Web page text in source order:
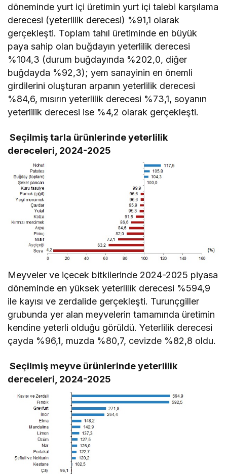
döneminde yurt içi üretimin yurt içi talebi karşılama
derecesi (yeterlilik derecesi) %91,1 olarak
gerçekleşti. Toplam tahıl üretiminde en büyük
paya sahip olan buğdayın yeterlilik derecesi
%104,3 (durum buğdayında %202,0, diğer
buğdayda %92,3); yem sanayinin en önemli
girdilerini oluşturan arpanın yeterlilik derecesi
%84,6, mısırın yeterlilik derecesi %73,1, soyanın
yeterlilik derecesi ise %4,2 olarak gerçekleşti.
Seçilmiş tarla ürünlerinde yeterlilik
dereceleri, 2024-2025
Meyveler ve içecek bitkilerinde 2024-2025 piyasa
döneminde en yüksek yeterlilik derecesi %594,9
ile kayısı ve zerdalide gerçekleşti. Turunçgiller
grubunda yer alan meyvelerin tamamında üretimin
kendine yeterli olduğu görüldü. Yeterlilik derecesi
çayda %96,1, muzda %80,7, cevizde %82,8 oldu.
Seçilmiş meyve ürünlerinde yeterlilik
dereceleri, 2024-2025